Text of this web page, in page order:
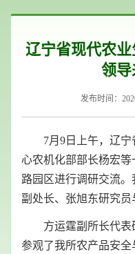
辽宁省现代农
领
发布时间：
7月9日上午，辽
心农机化部部长杨宏
路园区进行调研交流
副处长、张旭东研究员
方运霆副所长代表
参观了我所农产品安